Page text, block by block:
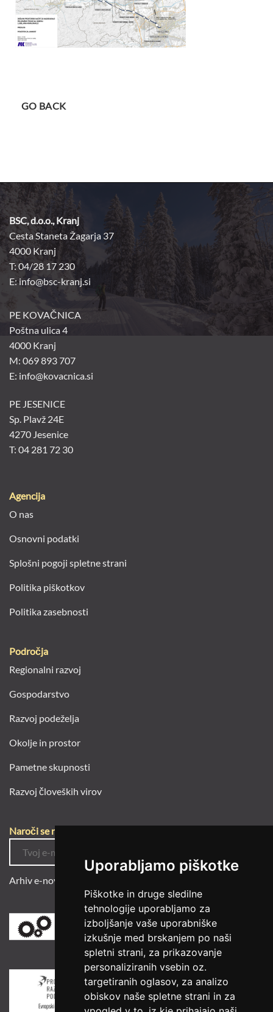
Uporabljamo piškotke
Piškotke in druge sledilne
tehnologije uporabljamo za
izboljšanje vaše uporabniške
izkušnje med brskanjem po naši
spletni strani, za prikazovanje
personaliziranih vsebin oz.
targetiranih oglasov, za analizo
obiskov naše spletne strani in za
GO BACK
BSC, d.o.o., Kranj
Cesta Staneta Žagarja 37
4000 Kranj
T: 04/28 17 230
E:info@bsc-kranj.si
PE KOVAČNICA
Poštna ulica 4
4000 Kranj
M: 069 893 707
E: info@kovacnica.si
PE JESENICE
Sp. Plavž 24E
4270 Jesenice
T: 04 281 72 30
Agencija
O nas
Osnovni podatki
Splošni pogoji spletne strani
Politika piškotkov
Politika zasebnosti
Področja
Regionalni razvoj
Gospodarstvo
Razvoj podeželja
Okolje in prostor
Pametne skupnosti
Razvoj človeških virov
Naroči se na e-novice
Arhiv e-novic